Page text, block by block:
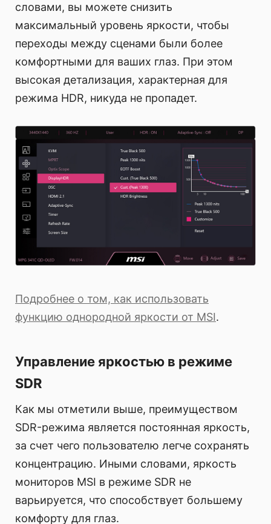
словами, вы можете снизить
максимальный уровень яркости, чтобы
переходы между сценами были более
комфортными для ваших глаз. При этом
высокая детализация, характерная для
режима HDR, никуда не пропадет.
Подробнее о том, как использовать
функцию однородной яркости от MSI.
Управление яркостью в режиме
SDR
Как мы отметили выше, преимуществом
SDR-режима является постоянная яркость,
за счет чего пользователю легче сохранять
концентрацию. Иными словами, яркость
мониторов MSI в режиме SDR не
варьируется, что способствует большему
комфорту для глаз.